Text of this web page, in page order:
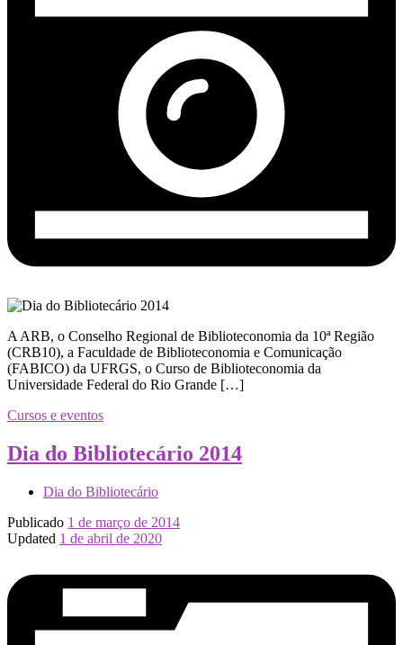
A ARB, o Conselho Regional de Biblioteconomia da 10ª Região
(CRB10), a Faculdade de Biblioteconomia e Comunicação
(FABICO) da UFRGS, o Curso de Biblioteconomia da
Universidade Federal do Rio Grande […]
Cursos e eventos
Dia do Bibliotecário 2014
Dia do Bibliotecário
Publicado 1 de março de 2014
Updated 1 de abril de 2020